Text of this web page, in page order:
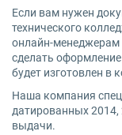
Если вам нужен
технического
онлайн-
сделать
будет изготовлен в
Наша компания
датированных
выдачи.